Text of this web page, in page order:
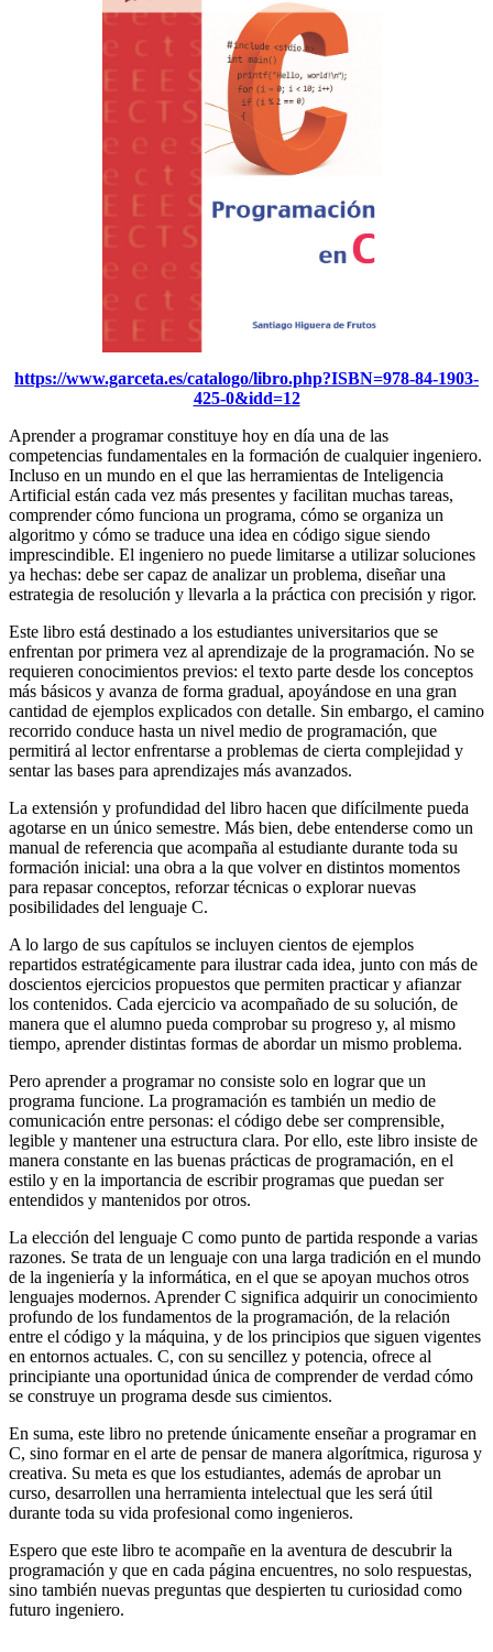
https://www.garceta.es/catalogo/libro.php?ISBN=978-84-1903-
425-0&idd=12
Aprender a programar constituye hoy en día una de las
competencias fundamentales en la formación de cualquier ingeniero.
Incluso en un mundo en el que las herramientas de Inteligencia
Artificial están cada vez más presentes y facilitan muchas tareas,
comprender cómo funciona un programa, cómo se organiza un
algoritmo y cómo se traduce una idea en código sigue siendo
imprescindible. El ingeniero no puede limitarse a utilizar soluciones
ya hechas: debe ser capaz de analizar un problema, diseñar una
estrategia de resolución y llevarla a la práctica con precisión y rigor.
Este libro está destinado a los estudiantes universitarios que se
enfrentan por primera vez al aprendizaje de la programación. No se
requieren conocimientos previos: el texto parte desde los conceptos
más básicos y avanza de forma gradual, apoyándose en una gran
cantidad de ejemplos explicados con detalle. Sin embargo, el camino
recorrido conduce hasta un nivel medio de programación, que
permitirá al lector enfrentarse a problemas de cierta complejidad y
sentar las bases para aprendizajes más avanzados.
La extensión y profundidad del libro hacen que difícilmente pueda
agotarse en un único semestre. Más bien, debe entenderse como un
manual de referencia que acompaña al estudiante durante toda su
formación inicial: una obra a la que volver en distintos momentos
para repasar conceptos, reforzar técnicas o explorar nuevas
posibilidades del lenguaje C.
A lo largo de sus capítulos se incluyen cientos de ejemplos
repartidos estratégicamente para ilustrar cada idea, junto con más de
doscientos ejercicios propuestos que permiten practicar y afianzar
los contenidos. Cada ejercicio va acompañado de su solución, de
manera que el alumno pueda comprobar su progreso y, al mismo
tiempo, aprender distintas formas de abordar un mismo problema.
Pero aprender a programar no consiste solo en lograr que un
programa funcione. La programación es también un medio de
comunicación entre personas: el código debe ser comprensible,
legible y mantener una estructura clara. Por ello, este libro insiste de
manera constante en las buenas prácticas de programación, en el
estilo y en la importancia de escribir programas que puedan ser
entendidos y mantenidos por otros.
La elección del lenguaje C como punto de partida responde a varias
razones. Se trata de un lenguaje con una larga tradición en el mundo
de la ingeniería y la informática, en el que se apoyan muchos otros
lenguajes modernos. Aprender C significa adquirir un conocimiento
profundo de los fundamentos de la programación, de la relación
entre el código y la máquina, y de los principios que siguen vigentes
en entornos actuales. C, con su sencillez y potencia, ofrece al
principiante una oportunidad única de comprender de verdad cómo
se construye un programa desde sus cimientos.
En suma, este libro no pretende únicamente enseñar a programar en
C, sino formar en el arte de pensar de manera algorítmica, rigurosa y
creativa. Su meta es que los estudiantes, además de aprobar un
curso, desarrollen una herramienta intelectual que les será útil
durante toda su vida profesional como ingenieros.
Espero que este libro te acompañe en la aventura de descubrir la
programación y que en cada página encuentres, no solo respuestas,
sino también nuevas preguntas que despierten tu curiosidad como
futuro ingeniero.